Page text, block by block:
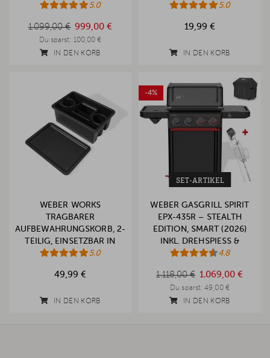
5.0
1.099,00 € 999,00 €
Du sparst: 100,00 €
IN DEN KORB
1.099,00 €
5.0
19,99 €
IN DEN KORB
WEBER WORKS
TRAGBARER
AUFBEWAHRUNGSKORB, 2-
TEILIG, EINSETZBAR IN
SEITENTISCH
5.0
49,99 €
IN DEN KORB
-4%
SET-ARTIKEL
WEBER GASGRILL SPIRIT
EPX-435R – STEALTH
EDITION, SMART (2026)
INKL. DREHSPIESS & A
BDECKHAUBE
4.8
1.118,00 € 1.069,00 €
Du sparst:49,00 €
IN DEN KORB